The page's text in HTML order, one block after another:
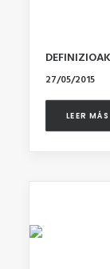
DEFINIZIOAK
27/05/2015
LEER MÁS